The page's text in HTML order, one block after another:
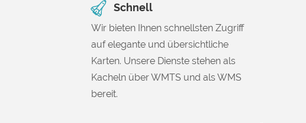
Schnell
Wir bieten Ihnen schnellsten Zugriff
auf elegante und übersichtliche
Karten. Unsere Dienste stehen als
Kacheln über WMTS und als WMS
bereit.